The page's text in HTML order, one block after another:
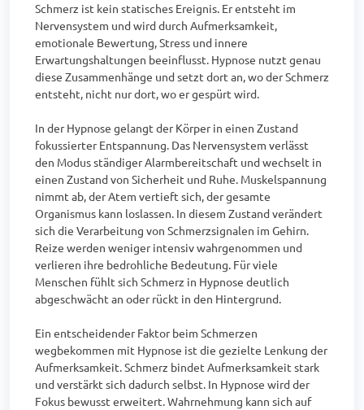
Schmerz ist kein statisches Ereignis. Er entsteht im
Nervensystem und wird durch Aufmerksamkeit,
emotionale Bewertung, Stress und innere
Erwartungshaltungen beeinflusst. Hypnose nutzt genau
diese Zusammenhänge und setzt dort an, wo der Schmerz
entsteht, nicht nur dort, wo er gespürt wird.
In der Hypnose gelangt der Körper in einen Zustand
fokussierter Entspannung. Das Nervensystem verlässt
den Modus ständiger Alarmbereitschaft und wechselt in
einen Zustand von Sicherheit und Ruhe. Muskelspannung
nimmt ab, der Atem vertieft sich, der gesamte
Organismus kann loslassen. In diesem Zustand verändert
sich die Verarbeitung von Schmerzsignalen im Gehirn.
Reize werden weniger intensiv wahrgenommen und
verlieren ihre bedrohliche Bedeutung. Für viele
Menschen fühlt sich Schmerz in Hypnose deutlich
abgeschwächt an oder rückt in den Hintergrund.
Ein entscheidender Faktor beim Schmerzen
wegbekommen mit Hypnose ist die gezielte Lenkung der
Aufmerksamkeit. Schmerz bindet Aufmerksamkeit stark
und verstärkt sich dadurch selbst. In Hypnose wird der
Fokus bewusst erweitert. Wahrnehmung kann sich auf